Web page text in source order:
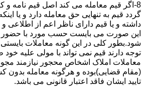
8-اگر قیم معامله می کند اصل قیم نامه
گردد قیم به تنهایی حق معامله دارد و یا
داشته و یا قیم دارای ناظر اعم از اطلاعی
این صورت می بایست حسب مورد با حضور
شود.بطور کلی در این گونه معاملات
توجه دارند قیم نمی تواند با مولی علیه
معاملات املاک اشخاص محجور نیازمند
(مقام قضایی)بوده و هرگونه معامله
تایید ایشان فاقد اعتبار قانونی می باشد.